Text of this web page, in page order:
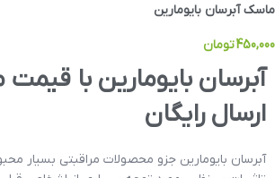
ماسک آبرسان بایومارین
450,000تومان
آبرسان بایومارین با
ارسال رایگان
آبرسان بایومارین جزو محصولات مراقبتی بسیار